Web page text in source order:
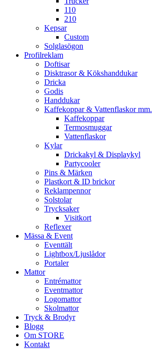
110
210
Kepsar
Custom
Solglasögon
Profilreklam
Doftisar
Disktrasor & Kökshanddukar
Dricka
Godis
Handdukar
Kaffekoppar & Vattenflaskor mm.
Kaffekoppar
Termosmuggar
Vattenflaskor
Kylar
Drickakyl & Displaykyl
Partycooler
Pins & Märken
Plastkort & ID brickor
Reklampennor
Solstolar
Trycksaker
Visitkort
Reflexer
Mässa & Event
Eventtält
Lightbox/Ljuslådor
Portaler
Mattor
Entrémattor
Eventmattor
Logomattor
Skolmattor
Tryck & Brodyr
Blogg
Om STORE
Kontakt